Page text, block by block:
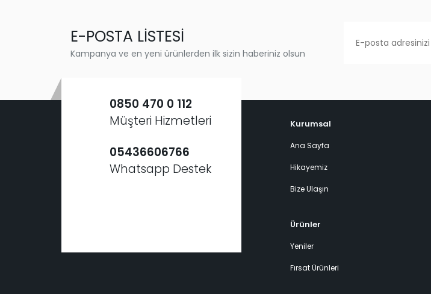
E-POSTA LİSTESİ
Kampanya ve en yeni ürünlerden ilk sizin haberiniz olsun
0850 470 0 112
Müşteri Hizmetleri
05436606766
Whatsapp Destek
Kurumsal
Ana Sayfa
Hikayemiz
Bize Ulaşın
Ürünler
Yeniler
Fırsat Ürünleri